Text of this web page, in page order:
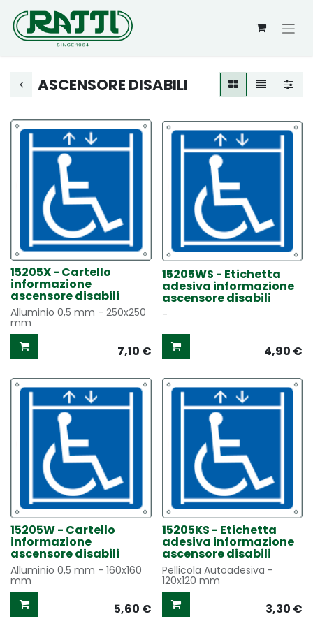
ASCENSORE DISABILI
15205X - Cartello
informazione
ascensore disabili
Alluminio 0,5 mm - 250x250
mm
7,10 €
15205WS - Etichetta
adesiva informazione
ascensore disabili
-
4,90 €
15205W - Cartello
informazione
ascensore disabili
Alluminio 0,5 mm - 160x160
mm
5,60 €
15205KS - Etichetta
adesiva informazione
ascensore disabili
Pellicola Autoadesiva -
120x120 mm
3,30 €